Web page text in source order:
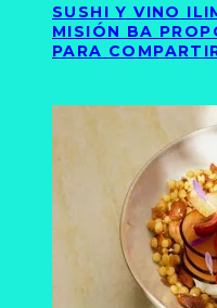
SUSHI Y VINO
MISIÓN BA
PARA